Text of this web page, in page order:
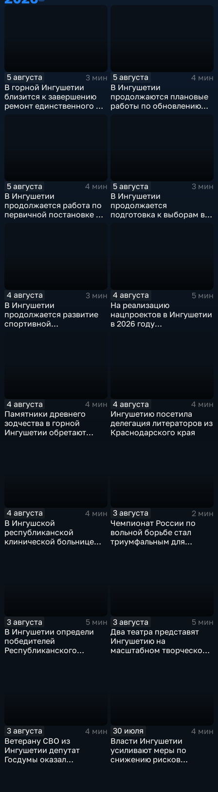
5 августа
3 мин
В горной Ингушетии
близится к завершению
ремонт единственного в
5 августа
4 мин
В Ингушетии
продолжаются плановые
работы по обновлению
5 августа
4 мин
В Ингушетии
продолжается работа по
первичной постановке на
5 августа
3 мин
В Ингушетии
продолжается
подготовка к выборам в
4 августа
3 мин
В Ингушетии
продолжается развитие
спортивной
4 августа
5 мин
На реализацию
нацпроектов в Ингушетии
в 2026 году
4 августа
4 мин
Памятники древнего
зодчества в горной
Ингушетии обретают
4 августа
4 мин
Ингушетию посетила
делегация литераторов из
Краснодарского края
4 августа
4 мин
В Ингушской
республиканской
клинической больнице
3 августа
2 мин
Чемпионат России по
вольной борьбе стал
триумфальным для
3 августа
5 мин
В Ингушетии определи
победителей
Республиканского
3 августа
5 мин
Два театра представят
Ингушетию на
масштабном творческом
3 августа
4 мин
Ветерану СВО из
Ингушетии депутат
Госдумы оказал
30 июля
4 мин
Власти Ингушетии
усиливают меры по
снижению рисков